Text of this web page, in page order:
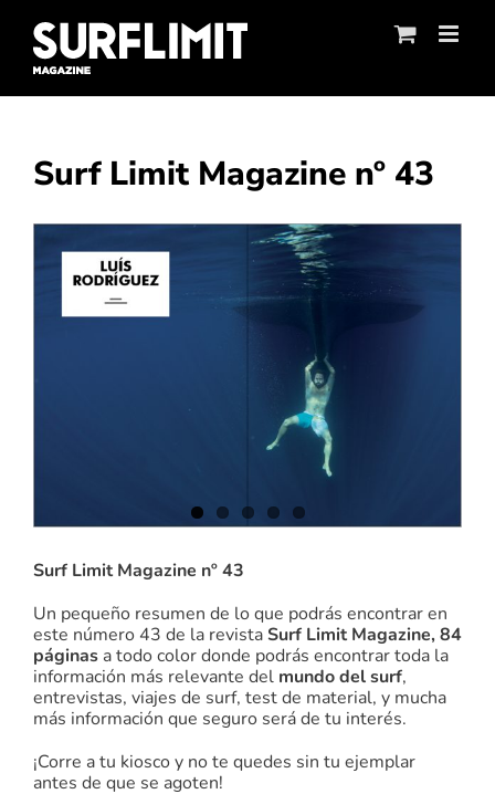
content
Surf Limit Magazine nº 43
Ver
imagen
Surf Limit Magazine nº 43
Un pequeño resumen de lo que podrás encontrar en
este número 43 de la revistaSurf Limit Magazine, 84
páginas a todo color donde podrás encontrar toda la
información más relevante del mundo del surf,
entrevistas, viajes de surf, test de material, y mucha
más información que seguro será de tu interés.
¡Corre a tu kiosco y no te quedes sin tu ejemplar
antes de que se agoten!